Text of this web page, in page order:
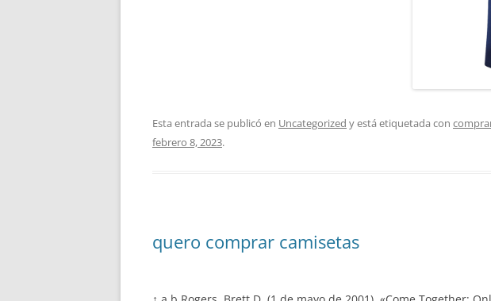
Esta entrada se publicó en Uncategorized y está etiquetada con
febrero 8, 2023.
quero comprar camisetas